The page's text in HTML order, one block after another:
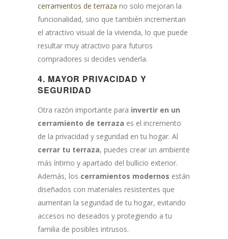
cerramientos de terraza no solo mejoran la
funcionalidad, sino que también incrementan
el atractivo visual de la vivienda, lo que puede
resultar muy atractivo para futuros
compradores si decides venderla.
4. MAYOR PRIVACIDAD Y
SEGURIDAD
Otra razón importante para invertir en un
cerramiento de terraza es el incremento
de la privacidad y seguridad en tu hogar. Al
cerrar tu terraza, puedes crear un ambiente
más íntimo y apartado del bullicio exterior.
Además, los cerramientos modernos están
diseñados con materiales resistentes que
aumentan la seguridad de tu hogar, evitando
accesos no deseados y protegiendo a tu
familia de posibles intrusos.